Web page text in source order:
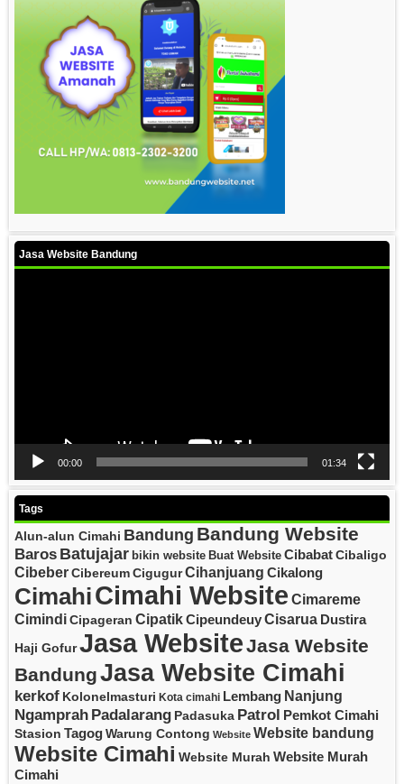
Jasa Website Bandung
00:00 01:34
Tags
Alun-alun Cimahi Bandung Bandung Website
Baros Batujajar bikin website Buat Website CibabatCibaligo
CibeberCibereumCigugurCihanjuang Cikalong
CimahiCimahi Website Cimareme
CimindiCipageran CipatikCipeundeuyCisarua Dustira
Haji Gofur Jasa WebsiteJasa Website
BandungJasa Website Cimahi
kerkof Kolonelmasturi Kota cimahi Lembang Nanjung
Ngamprah Padalarang Padasuka Patrol Pemkot Cimahi
Stasion TagogWarung Contong Website Website bandung
Website Cimahi Website Murah Website Murah
Cimahi